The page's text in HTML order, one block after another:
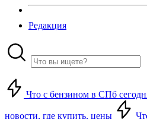
Редакция
Что с бензином в СПб
новости, где купить, цены